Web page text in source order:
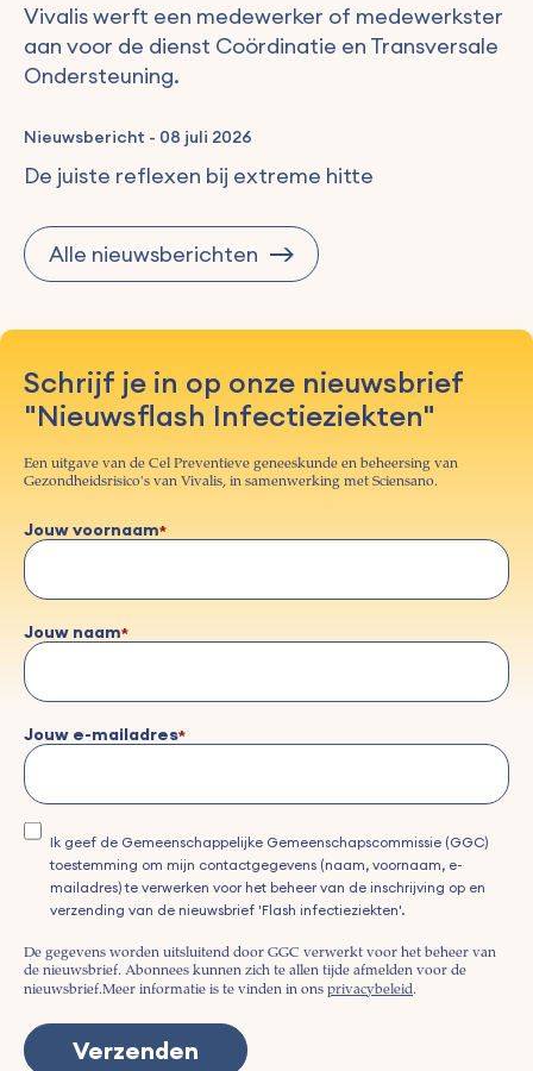
Vivalis werft een medewerker of medewerkster
aan voor de dienst Coördinatie en Transversale
Ondersteuning.
Nieuwsbericht - 08 juli 2026
De juiste reflexen bij extreme hitte
Alle nieuwsberichten
Schrijf je in op onze nieuwsbrief
"Nieuwsflash Infectieziekten"
Een uitgave van de Cel Preventieve geneeskunde en beheersing van
Gezondheidsrisico's van Vivalis, in samenwerking met Sciensano.
Jouw voornaam
Jouw naam
Jouw e-mailadres
Ik geef de Gemeenschappelijke Gemeenschapscommissie (GGC)
toestemming om mijn contactgegevens (naam, voornaam, e-
mailadres) te verwerken voor het beheer van de inschrijving op en
verzending van de nieuwsbrief 'Flash infectieziekten'.
De gegevens worden uitsluitend door GGC verwerkt voor het beheer van
de nieuwsbrief. Abonnees kunnen zich te allen tijde afmelden voor de
nieuwsbrief.Meer informatie is te vinden in ons privacybeleid.